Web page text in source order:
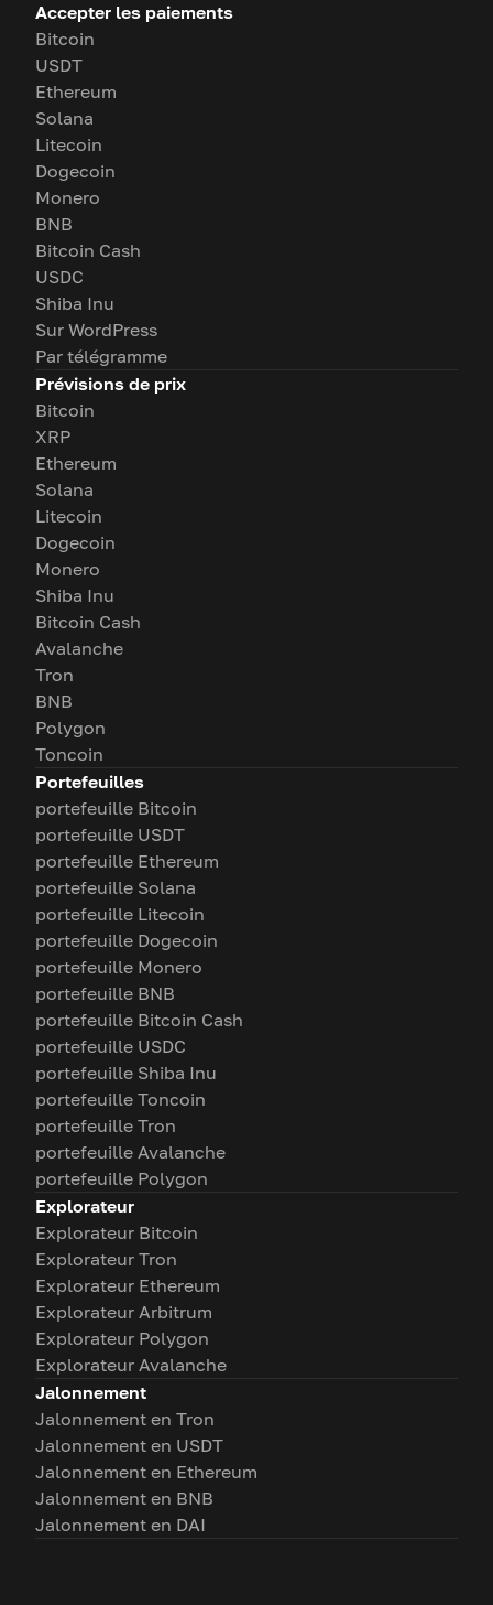
Accepter les paiements
Bitcoin
USDT
Ethereum
Solana
Litecoin
Dogecoin
Monero
BNB
Bitcoin Cash
USDC
Shiba Inu
Sur WordPress
Par télégramme
Prévisions de prix
Bitcoin
XRP
Ethereum
Solana
Litecoin
Dogecoin
Monero
Shiba Inu
Bitcoin Cash
Avalanche
Tron
BNB
Polygon
Toncoin
Portefeuilles
portefeuille Bitcoin
portefeuille USDT
portefeuille Ethereum
portefeuille Solana
portefeuille Litecoin
portefeuille Dogecoin
portefeuille Monero
portefeuille BNB
portefeuille Bitcoin Cash
portefeuille USDC
portefeuille Shiba Inu
portefeuille Toncoin
portefeuille Tron
portefeuille Avalanche
portefeuille Polygon
Explorateur
Explorateur Bitcoin
Explorateur Tron
Explorateur Ethereum
Explorateur Arbitrum
Explorateur Polygon
Explorateur Avalanche
Jalonnement
Jalonnement en Tron
Jalonnement en USDT
Jalonnement en Ethereum
Jalonnement en BNB
Jalonnement en DAI